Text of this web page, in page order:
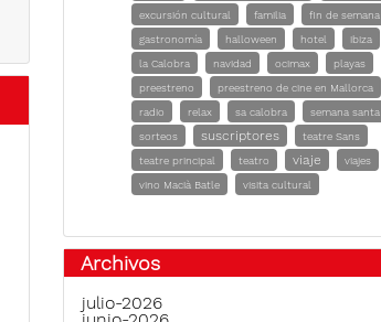
excursión cultural familia
fin de semana
gastronomía
halloween hotel
ibiza
la Calobra
navidad ocimax
playas
preestreno
preestreno de cine en Mallorca
radio
relax sa calobra
semana santa
sorteos
suscriptores
teatre Sans
teatre principal
teatro viaje
viajes
vino Macià Batle
visita cultural
Archivos
julio-2026